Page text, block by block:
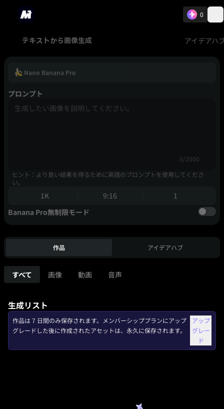
0
テキストから画像生成 アイデアハ
Nano Banana Pro
プロンプト
0/2000
ヒント：より良い結果を得るために英語のプロンプトを使用してくださ
い。
1K 9:16
1
Banana Pro無制限モード
作品 アイデアハブ
すべて 画像 動画 音声
生成リスト
作品は 7 日間のみ保存されます。メンバーシッププランにアップ
グレードした後に作成されたアセットは、永久に保存されます。
アップ
グレー
ド